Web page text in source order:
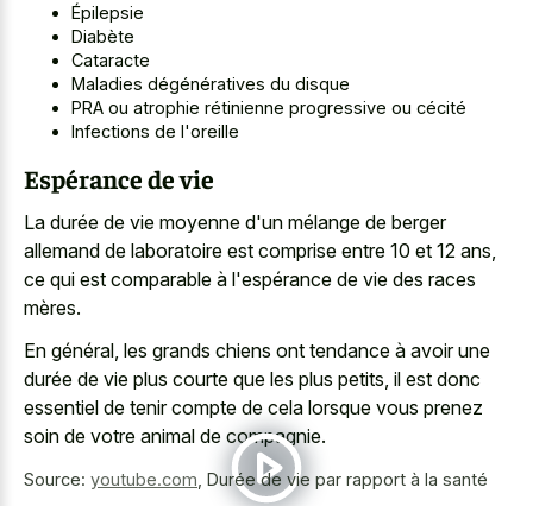
Épilepsie
Diabète
Cataracte
Maladies dégénératives du disque
PRA ou atrophie rétinienne progressive ou cécité
Infections de l'oreille
Espérance de vie
La durée de vie moyenne d'un mélange de berger
allemand de laboratoire est comprise entre 10 et 12 ans,
ce qui est comparable à l'espérance de vie des races
mères.
En général, les grands chiens ont tendance à avoir une
durée de vie plus courte que les plus petits, il est donc
essentiel de tenir compte de cela lorsque vous prenez
soin de votre animal de compagnie.
Source: youtube.com Durée de vie par rapport à la santé